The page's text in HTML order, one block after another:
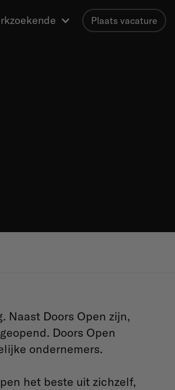
Plaats vacature
Naast Doors Open zijn,
Doors Open
ondernemers.
het beste uit zichzelf,